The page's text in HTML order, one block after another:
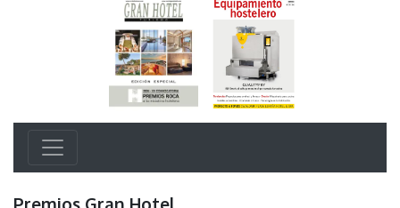
Premios Gran Hotel